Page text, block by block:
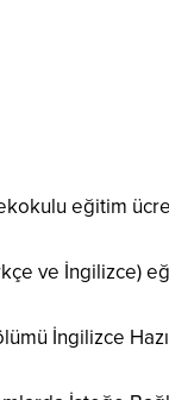
eğitim
ve İngilizce)
İngilizce